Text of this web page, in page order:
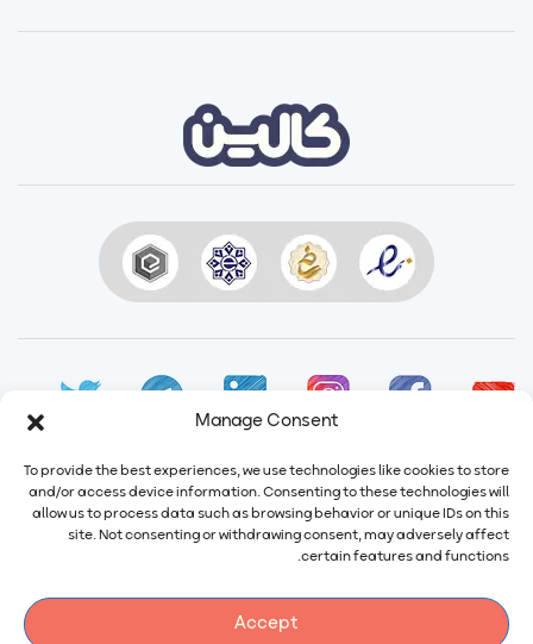
Manage Consent
To provide the best experiences, we use technologies like cookies to store
and/or access device information. Consenting to these technologies will
allow us to process data such as browsing behavior or unique IDs on this
site. Not consenting or withdrawing consent, may adversely affect
certain features and functions.
Accept
ایمیل:info@calindairy.com
شماره تماس:۶۷۱۵۲ (۰۲۱)
شماره فکس:۶۵۴۳۹۴۸۷ (۰۲۱)
آدرس: ایران، تهران، شهریار، شهرک صنعتی صفادشت بلوار اردیبهشت،